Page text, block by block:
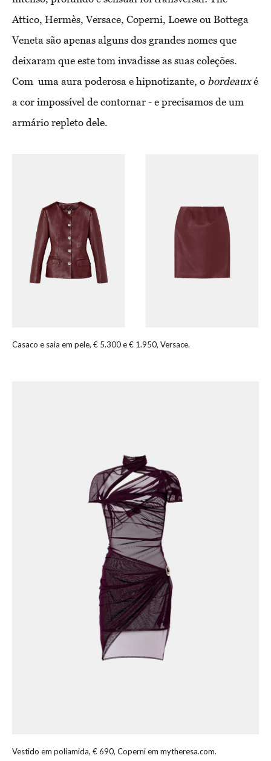
Attico, Hermès, Versace, Coperni, Loewe ou Bottega
Veneta são apenas alguns dos grandes nomes que
deixaram que este tom invadisse as suas coleções.
Com uma aura poderosa e hipnotizante, o bordeauxé
a cor impossível de contornar - e precisamos de um
armário repleto dele.
Casaco e saia em pele, € 5.300 e € 1.950, Versace.
Vestido em poliamida, € 690, Coperni em mytheresa.com.